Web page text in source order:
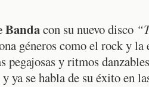
Bandacon su nuevo disco
géneros como el rock y
pegajosas y ritmos
ya se habla de su éxito en